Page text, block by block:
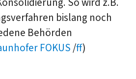
bislang noch
Behörden
FOKUS/ff)